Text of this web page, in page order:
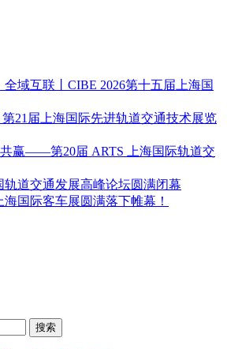
全域互联丨CIBE 2026第十五届上海国
第21届上海国际先进轨道交通技术展览
共赢——第20届 ARTS 上海国际轨道交
轨道交通发展高峰论坛圆满闭幕
国际客车展圆满落下帷幕！